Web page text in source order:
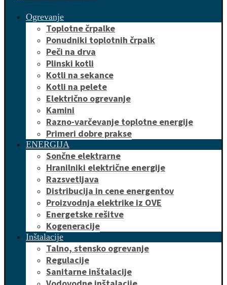
Ogrevanje
Toplotne črpalke
Ponudniki toplotnih črpalk
Peči na drva
Plinski kotli
Kotli na sekance
Kotli na pelete
Električno ogrevanje
Kamini
Razno-varčevanje toplotne energije
Primeri dobre prakse
ENERGIJA
Sončne elektrarne
Hranilniki električne energije
Razsvetljava
Distribucija in cene energentov
Proizvodnja elektrike iz OVE
Energetske rešitve
Kogeneracije
Inštalacije
Talno, stensko ogrevanje
Regulacije
Sanitarne inštalacije